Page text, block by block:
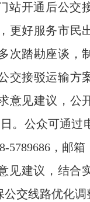
站开通后公交
更好服务市民
次踏勘座谈，
交接驳运输方
意见建议，公
。公众可通过
，邮箱
见建议，结合
交线路优化